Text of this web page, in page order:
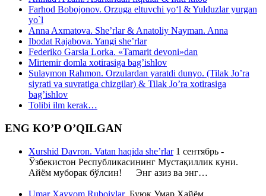
Farhod Bobojonov. Orzuga eltuvchi yo‘l & Yulduzlar yurgan
yo`l
Anna Axmatova. She’rlar & Anatoliy Nayman. Anna
Ibodat Rajabova. Yangi she’rlar
Federiko Garsia Lorka. «Tamarit devoni»dan
Mirtemir domla xotirasiga bag’ishlov
Sulaymon Rahmon. Orzulardan yaratdi dunyo. (Tilak Jo’ra
siyrati va suvratiga chizgilar) & Tilak Jo’ra xotirasiga
bag’ishlov
Tolibi ilm kerak…
ENG KO’P O’QILGAN
Xurshid Davron. Vatan haqida she’rlar1 сентябрь -
Ўзбекистон Республикасининг Мустақиллик куни.
Айём муборак бўлсин! Энг азиз ва энг…
Umar Xayyom.RuboiylarБуюк Умар Хайём